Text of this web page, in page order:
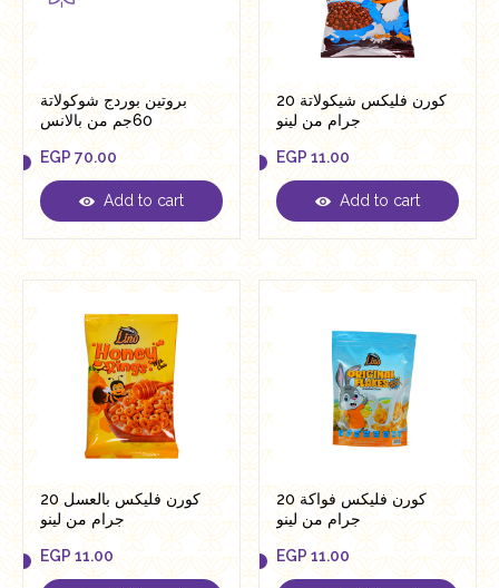
بروتين بوردج شوكولاتة
60جم من بالانس
EGP 70.00
EGP 70.00
Add to cart
كورن فليكس شيكولاتة 20
جرام من لينو
EGP 11.00
EGP 11.00
Add to cart
كورن فليكس بالعسل 20
جرام من لينو
EGP 11.00
كورن فليكس فواكة 20
جرام من لينو
EGP 11.00